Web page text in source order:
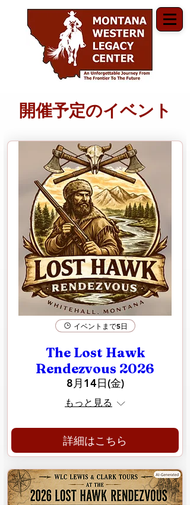
開催予定のイベント
イベントまで5日
The Lost Hawk
Rendezvous 2026
8月14日(金)
もっと見る
詳細はこちら